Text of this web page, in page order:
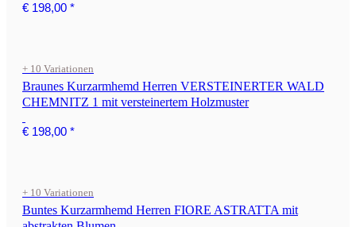
€ 198,00 *
+ 10 Variationen
Braunes Kurzarmhemd Herren VERSTEINERTER WALD
CHEMNITZ 1 mit versteinertem Holzmuster
€ 198,00 *
+ 10 Variationen
Buntes Kurzarmhemd Herren FIORE ASTRATTA mit